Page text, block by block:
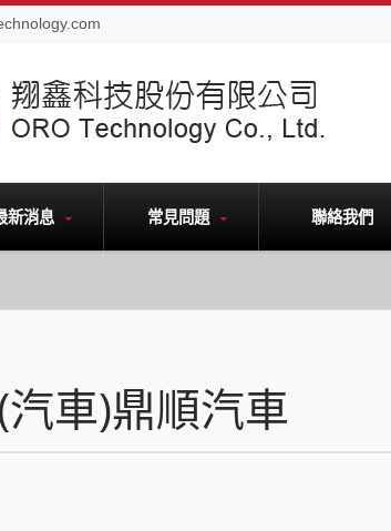
新消息 常見問題 聯絡我們
(汽車)鼎順汽車